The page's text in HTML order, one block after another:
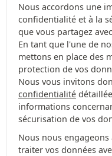
Nous accordons une
confidentialité et à la
que vous partagez
En tant que l'une de
mettons en place des
protection de vos
Nous vous invitons
confidentialité
informations
sécurisation de vos
Nous nous
traiter vos données